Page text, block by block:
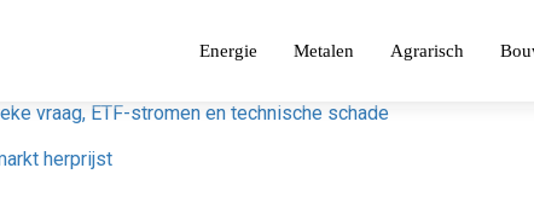
Energie Metalen Agrarisch
vraag, ETF-stromen en technische schade
herprijst